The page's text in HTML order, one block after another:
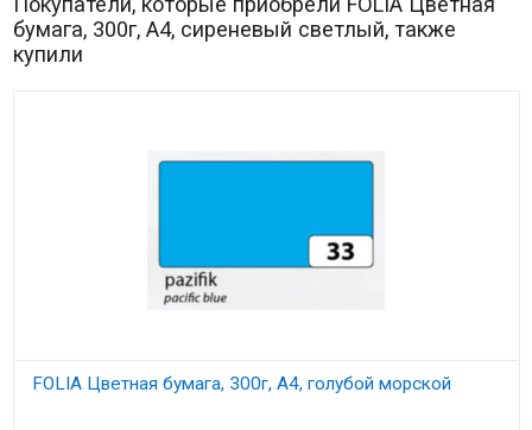
бумага, 300г, A4, сиреневый светлый, также
купили
FOLIA Цветная бумага, 300г, A4, голубой морской